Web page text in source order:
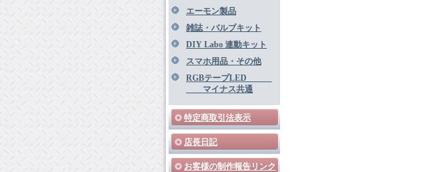
エーモン製品
雑誌・バルブキット
DIY Labo 連動キット
スマホ用品・その他
RGBテープLED
マイナス共通
特定商取引法表示
店長日記
お客様の制作報告リンク